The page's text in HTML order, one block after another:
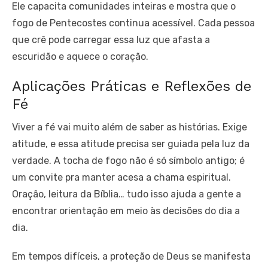
Ele capacita comunidades inteiras e mostra que o
fogo de Pentecostes continua acessível. Cada pessoa
que crê pode carregar essa luz que afasta a
escuridão e aquece o coração.
Aplicações Práticas e Reflexões de
Fé
Viver a fé vai muito além de saber as histórias. Exige
atitude, e essa atitude precisa ser guiada pela luz da
verdade. A tocha de fogo não é só símbolo antigo; é
um convite pra manter acesa a chama espiritual.
Oração, leitura da Bíblia… tudo isso ajuda a gente a
encontrar orientação em meio às decisões do dia a
dia.
Em tempos difíceis, a proteção de Deus se manifesta